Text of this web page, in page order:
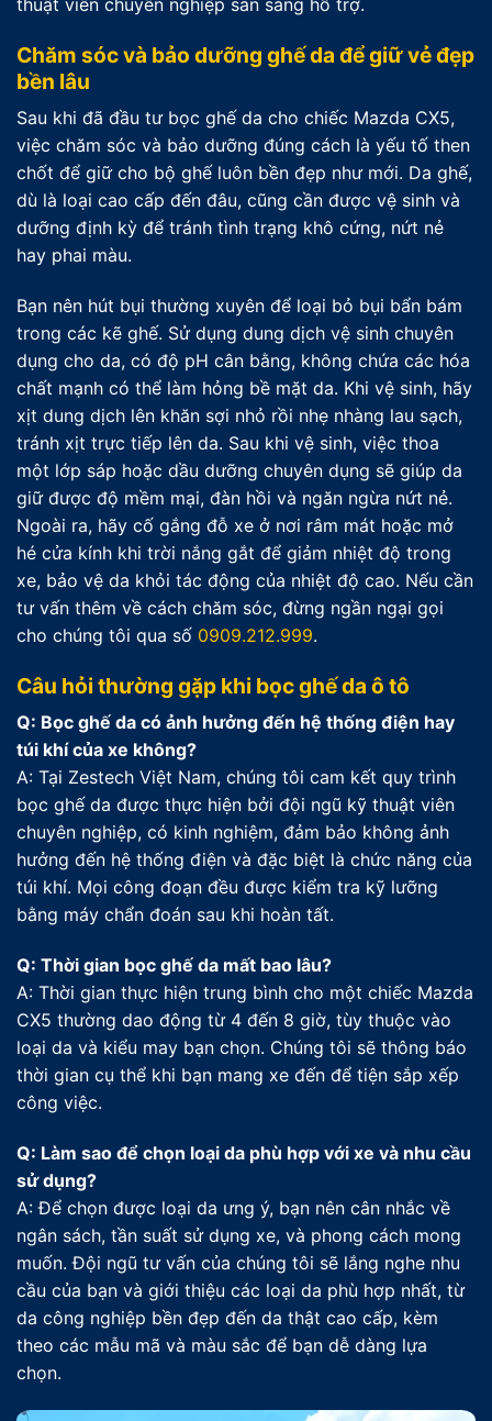
Chăm sóc và bảo dưỡng ghế da để giữ vẻ đẹp
bền lâu
Sau khi đã đầu tư bọc ghế da cho chiếc Mazda CX5,
việc chăm sóc và bảo dưỡng đúng cách là yếu tố then
chốt để giữ cho bộ ghế luôn bền đẹp như mới. Da ghế,
dù là loại cao cấp đến đâu, cũng cần được vệ sinh và
dưỡng định kỳ để tránh tình trạng khô cứng, nứt nẻ
hay phai màu.
Bạn nên hút bụi thường xuyên để loại bỏ bụi bẩn bám
trong các kẽ ghế. Sử dụng dung dịch vệ sinh chuyên
dụng cho da, có độ pH cân bằng, không chứa các hóa
chất mạnh có thể làm hỏng bề mặt da. Khi vệ sinh, hãy
xịt dung dịch lên khăn sợi nhỏ rồi nhẹ nhàng lau sạch,
tránh xịt trực tiếp lên da. Sau khi vệ sinh, việc thoa
một lớp sáp hoặc dầu dưỡng chuyên dụng sẽ giúp da
giữ được độ mềm mại, đàn hồi và ngăn ngừa nứt nẻ.
Ngoài ra, hãy cố gắng đỗ xe ở nơi râm mát hoặc mở
hé cửa kính khi trời nắng gắt để giảm nhiệt độ trong
xe, bảo vệ da khỏi tác động của nhiệt độ cao. Nếu cần
tư vấn thêm về cách chăm sóc, đừng ngần ngại gọi
cho chúng tôi qua số 0909.212.999.
Câu hỏi thường gặp khi bọc ghế da ô tô
Q: Bọc ghế da có ảnh hưởng đến hệ thống điện hay
túi khí của xe không?
A: Tại Zestech Việt Nam, chúng tôi cam kết quy trình
bọc ghế da được thực hiện bởi đội ngũ kỹ thuật viên
chuyên nghiệp, có kinh nghiệm, đảm bảo không ảnh
hưởng đến hệ thống điện và đặc biệt là chức năng của
túi khí. Mọi công đoạn đều được kiểm tra kỹ lưỡng
bằng máy chẩn đoán sau khi hoàn tất.
Q: Thời gian bọc ghế da mất bao lâu?
A: Thời gian thực hiện trung bình cho một chiếc Mazda
CX5 thường dao động từ 4 đến 8 giờ, tùy thuộc vào
loại da và kiểu may bạn chọn. Chúng tôi sẽ thông báo
thời gian cụ thể khi bạn mang xe đến để tiện sắp xếp
công việc.
Q: Làm sao để chọn loại da phù hợp với xe và nhu cầu
sử dụng?
A: Để chọn được loại da ưng ý, bạn nên cân nhắc về
ngân sách, tần suất sử dụng xe, và phong cách mong
muốn. Đội ngũ tư vấn của chúng tôi sẽ lắng nghe nhu
cầu của bạn và giới thiệu các loại da phù hợp nhất, từ
da công nghiệp bền đẹp đến da thật cao cấp, kèm
theo các mẫu mã và màu sắc để bạn dễ dàng lựa
chọn.